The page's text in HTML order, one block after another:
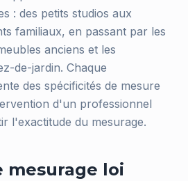
: des petits studios aux
familiaux, en passant par les
anciens et les
de-jardin. Chaque
des spécificités de mesure
d'un professionnel
l'exactitude du mesurage.
mesurage loi